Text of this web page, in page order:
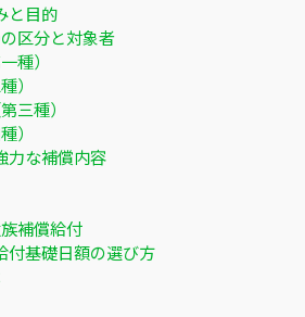
と目的
区分と対象者
種）
）
三種）
）
力な補償内容
補償給付
付基礎日額の選び方